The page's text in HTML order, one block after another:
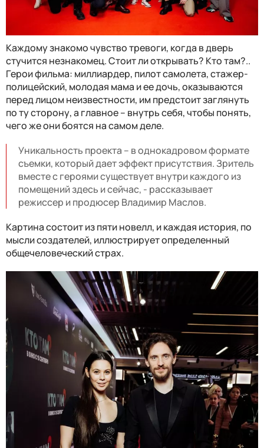
Каждому знакомо чувство тревоги, когда в дверь
стучится незнакомец. Стоит ли открывать? Кто там?..
Герои фильма: миллиардер, пилот самолета, стажер-
полицейский, молодая мама и ее дочь, оказываются
перед лицом неизвестности, им предстоит заглянуть
по ту сторону, а главное – внутрь себя, чтобы понять,
чего же они боятся на самом деле.
Уникальность проекта – в однокадровом формате
съемки, который дает эффект присутствия. Зритель
вместе с героями существует внутри каждого из
помещений здесь и сейчас, - рассказывает
режиссер и продюсер Владимир Маслов.
Картина состоит из пяти новелл, и каждая история, по
мысли создателей, иллюстрирует определенный
общечеловеческий страх.